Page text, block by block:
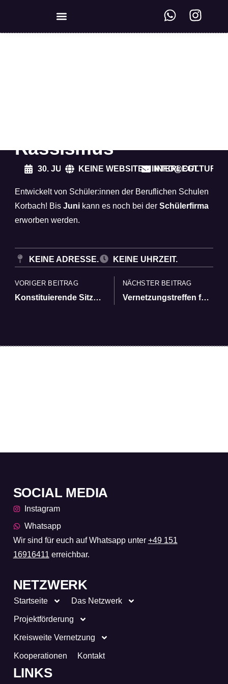
Rassismus
30. JUNI 2025KEINE WEBSITE HINTERLEGT
Entwickelt von Schüler:innen der Beruflichen Schulen
Korbach! Bis Juni kann es noch bei der Schülerfirma
erworben werden.
KEINE ADRESSE. KEINE UHRZEIT.
VORIGER BEITRAG
Konstituierende Sitzung des Bündnisses
NÄCHSTER BEITRAG
Vernetzungstreffen für Demokratie
LINKS
NETZWERK
Startseite Das Netzwerk
Projektförderung
Kreisweite Vernetzung
Kooperationen Kontakt
SOCIAL MEDIA
Instagram
Whatsapp
Wir sind für euch auf Whatsapp unter +49 151
16916411 erreichbar.